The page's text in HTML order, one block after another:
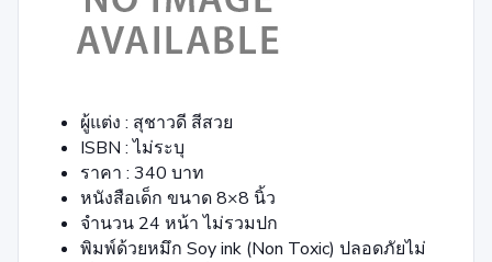
ผู้แต่ง : สุชาวดี สีสวย
ISBN : ไม่ระบุ
ราคา : 340 บาท
หนังสือเด็ก ขนาด 8×8 นิ้ว
จำนวน 24 หน้า ไม่รวมปก
พิมพ์ด้วยหมึก Soy ink (Non Toxic) ปลอดภัยไม่